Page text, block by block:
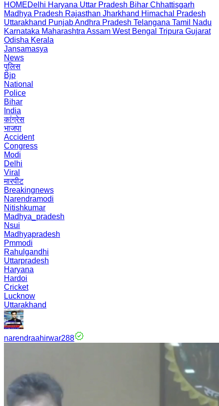
HOMEDelhi Haryana Uttar Pradesh Bihar Chhattisgarh
Madhya Pradesh Rajasthan Jharkhand Himachal Pradesh
Uttarakhand PunjabAndhra Pradesh Telangana Tamil Nadu
Karnataka Maharashtra Assam West Bengal Tripura Gujarat
Odisha Kerala
Jansamasya
News
पुलिस
Bjp
National
Police
Bihar
India
कांग्रेस
भाजपा
Accident
Congress
Modi
Delhi
Viral
मारपीट
Breakingnews
Narendramodi
Nitishkumar
Madhya_pradesh
Nsui
Madhyapradesh
Pmmodi
Rahulgandhi
Uttarpradesh
Haryana
Hardoi
Cricket
Lucknow
Uttarakhand
narendraahirwar288